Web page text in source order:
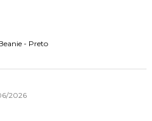
- Preto
2026